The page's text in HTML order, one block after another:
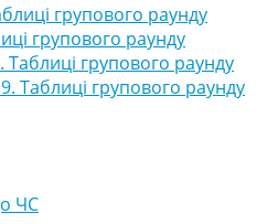
групового раунду
групового раунду
Таблиці групового раунду
Таблиці групового раунду
ЧС